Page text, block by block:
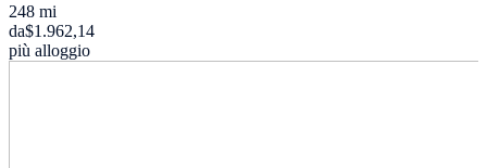
248 mi
da$1.962,14
più alloggio